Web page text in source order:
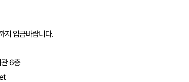
지 입금바랍니다.
관 6층